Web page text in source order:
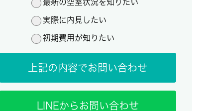
最新の空室状況を知りたい
実際に内見したい
初期費用が知りたい
上記の内容でお問い合わせ
LINEからお問い合わせ